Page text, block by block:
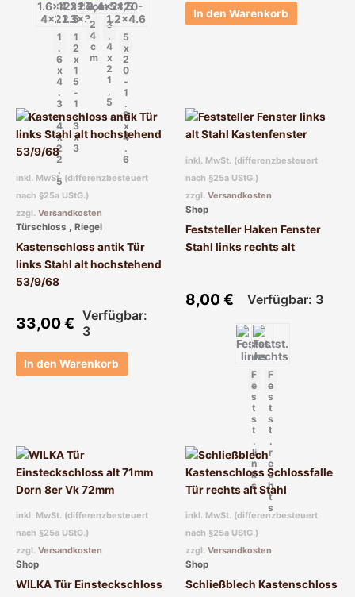
1
.
6
x
4
.
3
-
4
x
2
2
.
5
1
2
x
1
5
-
1
.
3
x
3
2
4
c
m
3
,
4
x
2
1
,
5
5
x
2
0
-
1
.
2
x
4
.
6
In den Warenkorb
inkl. MwSt. (differenzbesteuert
nach §25a UStG.)
zzgl. Versandkosten
Türschloss , Riegel
Kastenschloss antik Tür
links Stahl alt hochstehend
53/9/68
33,00€ Verfügbar:
3
In den Warenkorb
inkl. MwSt. (differenzbesteuert
nach §25a UStG.)
zzgl. Versandkosten
Shop
Feststeller Haken Fenster
Stahl links rechts alt
8,00€ Verfügbar: 3
Dieses
Produkt
Varianten
auf.
Optionen
können
Produktseite
F
e
s
t
s
t
.
li
n
k
s
F
e
s
t
s
t
.
r
e
c
h
t
s
inkl. MwSt. (differenzbesteuert
nach §25a UStG.)
zzgl. Versandkosten
Shop
WILKA Tür Einsteckschloss
inkl. MwSt. (differenzbesteuert
nach §25a UStG.)
zzgl. Versandkosten
Shop
Schließblech Kastenschloss
Dieses
Produkt
weist
Varianten
Die
können